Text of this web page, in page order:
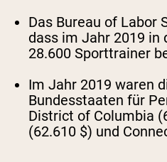
Das Bureau of Labor
dass im Jahr 2019 in
28.600 Sporttrainer
Im Jahr 2019 waren
Bundesstaaten für
District of Columbia
(62.610 $) und